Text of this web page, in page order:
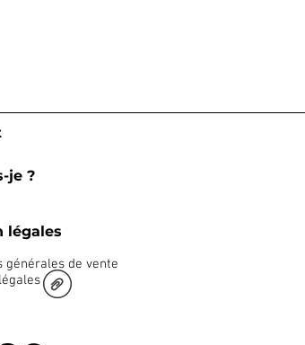
je ?
légales
générales de vente